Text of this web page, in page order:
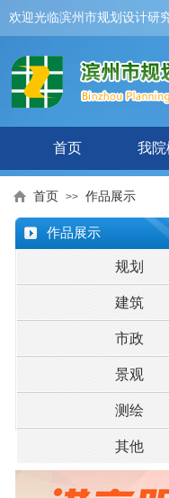
欢迎光临滨州市规划设计研
首页 我
规划
建筑
市政
景观
测绘
其他
首页 >> 作品展示
作品展示